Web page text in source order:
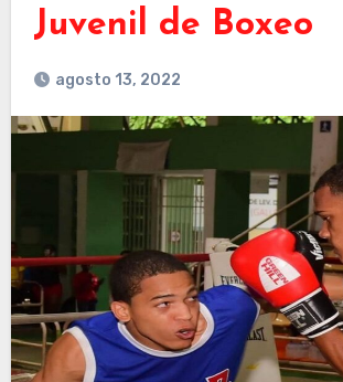
Juvenil de Boxeo
agosto 13, 2022